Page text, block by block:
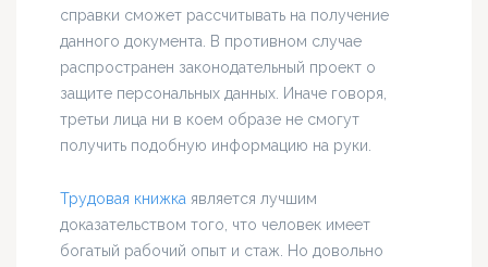
справки сможет рассчитывать на получение
данного документа. В противном случае
распространен законодательный проект о
защите персональных данных. Иначе говоря,
третьи лица ни в коем образе не смогут
получить подобную информацию на руки.
Трудовая книжка является лучшим
доказательством того, что человек имеет
богатый рабочий опыт и стаж. Но довольно